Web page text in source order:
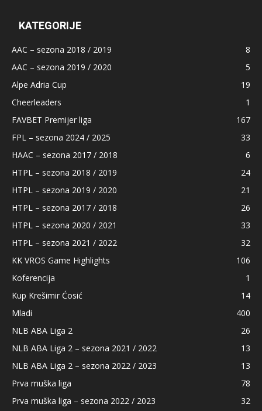
KATEGORIJE
AAC – sezona 2018 / 2019
8
AAC – sezona 2019 / 2020
5
Alpe Adria Cup
19
Cheerleaders
1
FAVBET Premijer liga
167
FPL – sezona 2024 / 2025
33
HAAC – sezona 2017 / 2018
6
HTPL – sezona 2018 / 2019
24
HTPL – sezona 2019 / 2020
21
HTPL – sezona 2017 / 2018
26
HTPL – sezona 2020 / 2021
33
HTPL – sezona 2021 / 2022
32
KK VROS Game Highlights
106
Koferencija
1
Kup Krešimir Ćosić
14
Mladi
400
NLB ABA Liga 2
26
NLB ABA Liga 2 – sezona 2021 / 2022
13
NLB ABA Liga 2 – sezona 2022 / 2023
13
Prva muška liga
78
Prva muška liga – sezona 2022 / 2023
32